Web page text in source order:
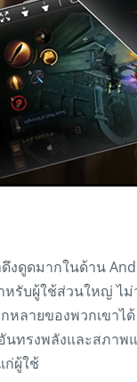
งดูดมากในด้าน
หรับผู้ใช้ส่วนใหญ่ ไ
ลายของพวกเขาไ
ทรงพลังและสภาพ
ผู้ใช้